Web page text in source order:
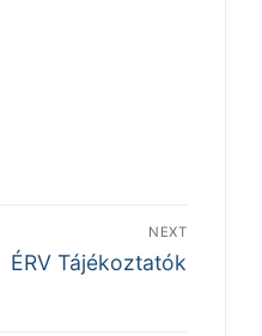
NEXT
Next
ÉRV Tájékoztatók